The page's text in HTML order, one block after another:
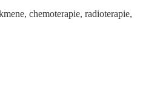
chemoterapie, radioterapie,